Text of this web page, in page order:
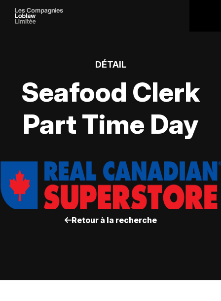
DÉTAIL
Seafood Clerk
Part Time Day
Retour à la recherche